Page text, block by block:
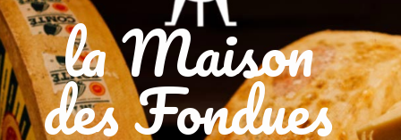
la Maison
des Fondues